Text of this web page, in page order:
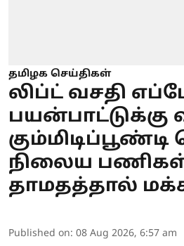
தமிழக செய்திகள்
லிப்ட் வசதி
பயன்பாட்டுக்கு
கும்மிடிப்பூண்டி
நிலைய
தாமதத்தால்
Published on: 08 Aug 2026, 6:57 am